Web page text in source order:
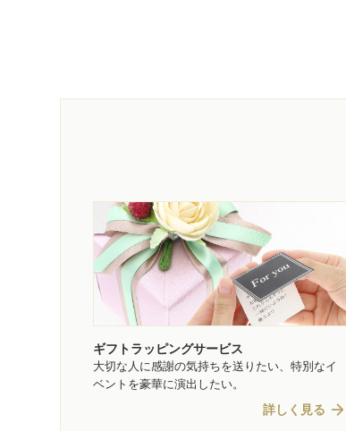
ギフトラッピングサービス
大切な人に感謝の気持ちを送りたい、特別なイ
ベントを豪華に演出したい。
詳しく見る arrow_forward